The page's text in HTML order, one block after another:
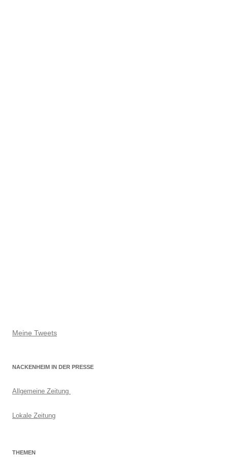
Meine Tweets
NACKENHEIM IN DER PRESSE
Allgemeine Zeitung
Lokale Zeitung
THEMEN